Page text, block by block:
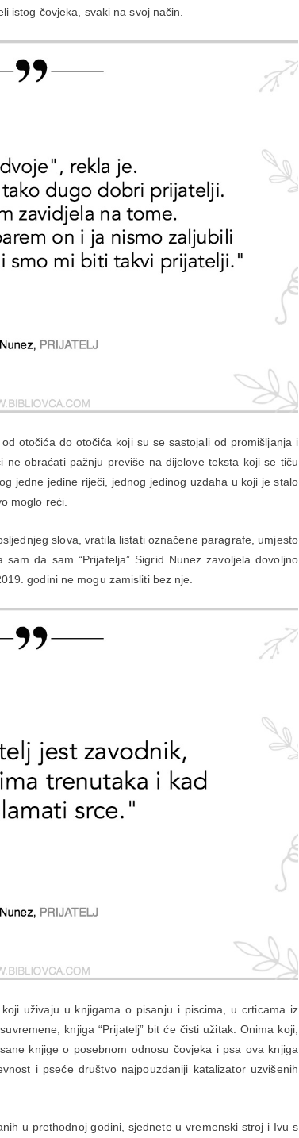
istog čovjeka, svaki na svoj način.
otočića do otočića koji su se sastojali od promišljanja i
ne obraćati pažnju previše na dijelove teksta koji se tiču
jedne jedine riječi, jednog jedinog uzdaha u koji je stalo
moglo reći.
slova, vratila listati označene paragrafe, umjesto
da sam “Prijatelja” Sigrid Nunez zavoljela dovoljno
godini ne mogu zamisliti bez nje.
uživaju u knjigama o pisanju i piscima, u crticama iz
knjiga “Prijatelj” bit će čisti užitak. Onima koji,
knjige o posebnom odnosu čovjeka i psa ova knjiga
i pseće društvo najpouzdaniji katalizator uzvišenih
u prethodnoj godini, sjednete u vremenski stroj i Ivu s